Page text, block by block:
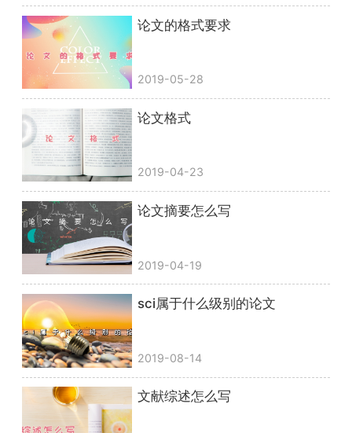
论文的格式要求
2019-05-28
论文格式
2019-04-23
论文摘要怎么写
2019-04-19
sci属于什么级别的论文
2019-08-14
文献综述怎么写